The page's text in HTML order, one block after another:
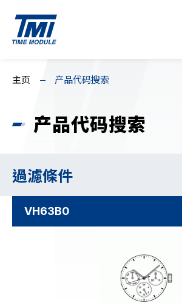
关于我们
产品系列
下载 / 支援
主页 产品代码搜索
产品代码搜索
過濾條件
VH63B0